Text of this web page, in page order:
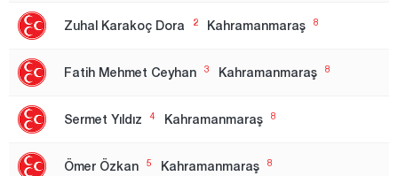
Çanakkale
Çankırı
Çorum
Denizli
Diyarbakır
Zuhal Karakoç Dora 2 Kahramanmaraş 8
Fatih Mehmet Ceyhan 3 Kahramanmaraş 8
Sermet Yıldız 4 Kahramanmaraş 8
Ömer Özkan 5 Kahramanmaraş 8